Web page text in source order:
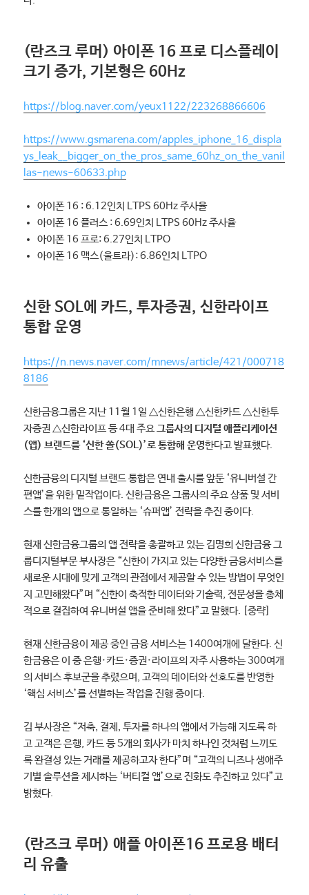
(란즈크 루머) 아이폰 16 프로 디스플레이
크기 증가, 기본형은 60Hz
https://blog.naver.com/yeux1122/223268866606
https://www.gsmarena.com/apples_iphone_16_displa
ys_leak__bigger_on_the_pros_same_60hz_on_the_vanil
las-news-60633.php
아이폰 16 : 6.12인치 LTPS 60Hz 주사율
아이폰 16 플러스 : 6.69인치 LTPS 60Hz 주사율
아이폰 16 프로: 6.27인치 LTPO
아이폰 16 맥스(울트라): 6.86인치 LTPO
신한 SOL에 카드, 투자증권, 신한라이프
통합 운영
https://n.news.naver.com/mnews/article/421/000718
8186
신한금융그룹은 지난 11월 1일 △신한은행 △신한카드 △신한투
자증권 △신한라이프 등 4대 주요그룹사의 디지털 애플리케이션
(앱) 브랜드를 ‘신한 쏠(SOL)’로 통합해 운영한다고 발표했다.
신한금융의 디지털 브랜드 통합은 연내 출시를 앞둔 ‘유니버설 간
편앱’을 위한 밑작업이다. 신한금융은 그룹사의 주요 상품 및 서비
스를 한개의 앱으로 통일하는 ‘슈퍼앱’ 전략을 추진 중이다.
현재 신한금융그룹의 앱 전략을 총괄하고 있는 김명희 신한금융 그
룹디지털부문 부사장은 “신한이 가지고 있는 다양한 금융서비스를
새로운 시대에 맞게 고객의 관점에서 제공할 수 있는 방법이 무엇인
지 고민해왔다”며 “신한이 축적한 데이터와 기술력, 전문성을 총체
적으로 결집하여 유니버설 앱을 준비해 왔다”고 말했다. [중략]
현재 신한금융이 제공 중인 금융 서비스는 1400여개에 달한다. 신
한금융은 이 중 은행·카드·증권·라이프의 자주 사용하는 300여개
의 서비스 후보군을 추렸으며, 고객의 데이터와 선호도를 반영한
‘핵심 서비스’를 선별하는 작업을 진행 중이다.
김 부사장은 “저축, 결제, 투자를 하나의 앱에서 가능해 지도록 하
고 고객은 은행, 카드 등 5개의 회사가 마치 하나인 것처럼 느끼도
록 완결성 있는 거래를 제공하고자 한다”며 “고객의 니즈나 생애주
기별 솔루션을 제시하는 ‘버티컬 앱’으로 진화도 추진하고 있다”고
밝혔다.
(란즈크 루머) 애플 아이폰16 프로용 배터
리 유출